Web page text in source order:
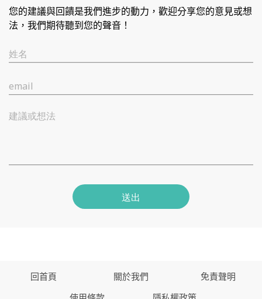
您的建議與回饋是我們進步的動力，歡迎分享您的意見或想
法，我們期待聽到您的聲音！
姓名
email
建議或想法
送出
回首頁 關於我們
免責聲明